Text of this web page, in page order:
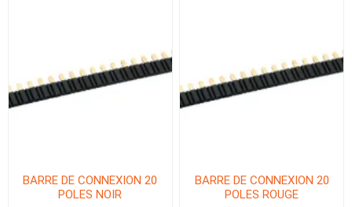
BARRE DE CONNEXION 20
POLES NOIR
BARRE DE CONNEXION 20
POLES ROUGE